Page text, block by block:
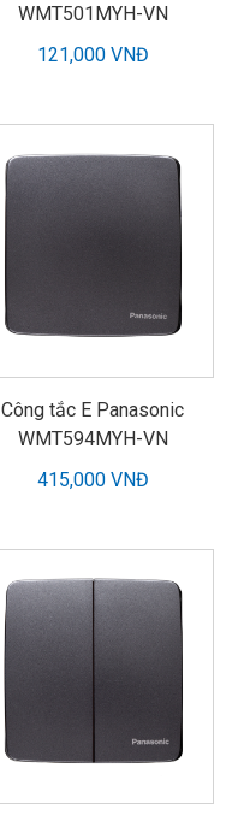
WMT501MYH-VN
121,000 VNĐ
Công tắc E Panasonic
WMT594MYH-VN
415,000 VNĐ